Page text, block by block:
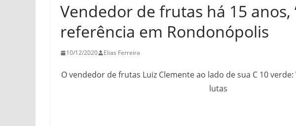
Vendedor de frutas há 15 anos,
referência em Rondonópolis
10/12/2020 Elias Ferreira
O vendedor de frutas Luiz Clemente ao lado de sua C 10
lutas